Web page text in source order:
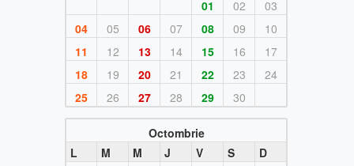
01
02
03
04
05 06 07 08 09
10
11
12 13 14 15 16
17
18
19 20 21 22 23
24
25
26 27 28 29 30
Octombrie
L
M M J V S
D